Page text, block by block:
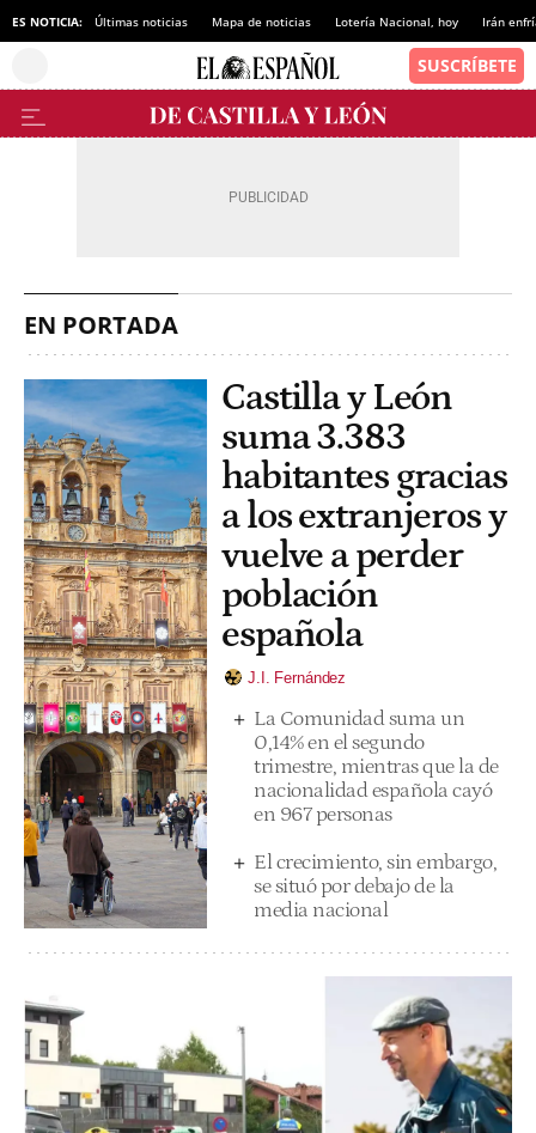
ES NOTICIA: Últimas noticias Mapa de noticias Lotería Nacional, hoy Irán
EN PORTADA
Castilla y León
suma 3.383
habitantes gracias
a los extranjeros y
vuelve a perder
población
española
J.I. Fernández
La Comunidad suma un
0,14% en el segundo
trimestre, mientras que la de
nacionalidad española cayó
en 967 personas
El crecimiento, sin embargo,
se situó por debajo de la
media nacional